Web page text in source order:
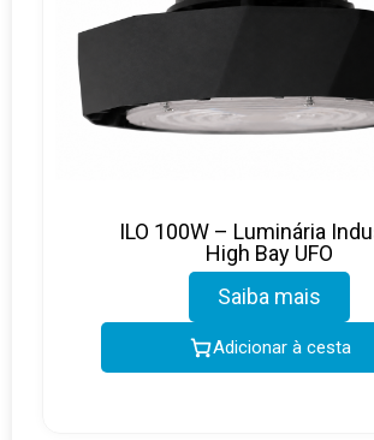
ILO 100W – Luminária
High Bay UFO
Saiba mais
Adicionar à cesta